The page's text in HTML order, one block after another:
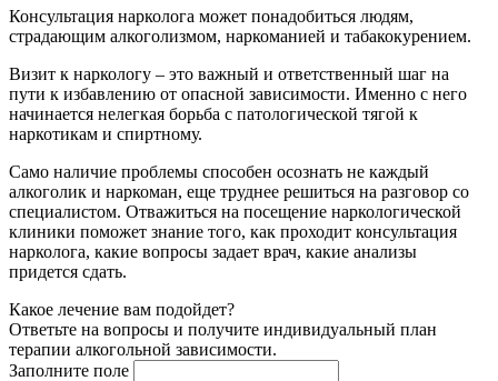
Консультация нарколога может понадобиться людям,
страдающим алкоголизмом, наркоманией и табакокурением.
Визит к наркологу – это важный и ответственный шаг на
пути к избавлению от опасной зависимости. Именно с него
начинается нелегкая борьба с патологической тягой к
наркотикам и спиртному.
Само наличие проблемы способен осознать не каждый
алкоголик и наркоман, еще труднее решиться на разговор со
специалистом. Отважиться на посещение наркологической
клиники поможет знание того, как проходит консультация
нарколога, какие вопросы задает врач, какие анализы
придется сдать.
Какое лечение вам подойдет?
Ответьте на вопросы и получите индивидуальный план
терапии алкогольной зависимости.
Заполните поле